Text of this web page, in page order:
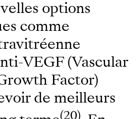
options
comme
VEGF (Vascular
Factor)
de meilleurs